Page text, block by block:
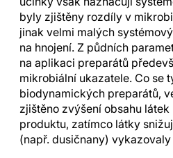
byly zjištěny rozdíly v
jinak velmi malých
na hnojení. Z půdních
na aplikaci preparátů
mikrobiální ukazatele. Co se
biodynamických preparátů,
zjištěno zvýšení obsahu
produktu, zatímco látky
(např. dusičnany)